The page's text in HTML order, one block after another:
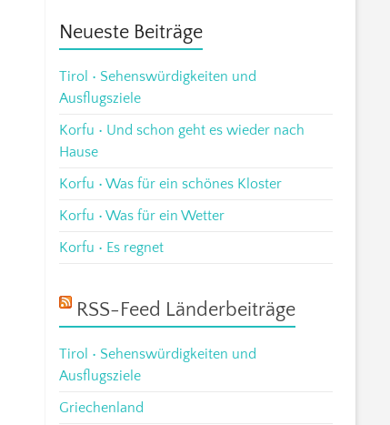
Neueste Beiträge
Tirol • Sehenswürdigkeiten und
Ausflugsziele
Korfu • Und schon geht es wieder nach
Hause
Korfu • Was für ein schönes Kloster
Korfu • Was für ein Wetter
Korfu • Es regnet
RSS-Feed Länderbeiträge
Tirol • Sehenswürdigkeiten und
Ausflugsziele
Griechenland